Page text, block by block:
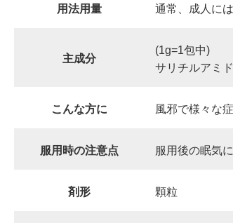
用法用量 通常、成人に
主成分
(1g=1包中)
サリチルアミ
こんな方に 風邪で様々な
服用時の注意点 服用後の眠気
剤形 顆粒